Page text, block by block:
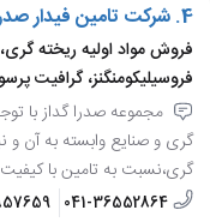
4. شرکت تامین فیدار
فروش مواد اولیه ریخته
فروسیلیکومنگنز، گرافیت
مجموعه صدرا گداز با
گری و صنایع وابسته به آن و
گری،نسبت به تامین با
041-36552864